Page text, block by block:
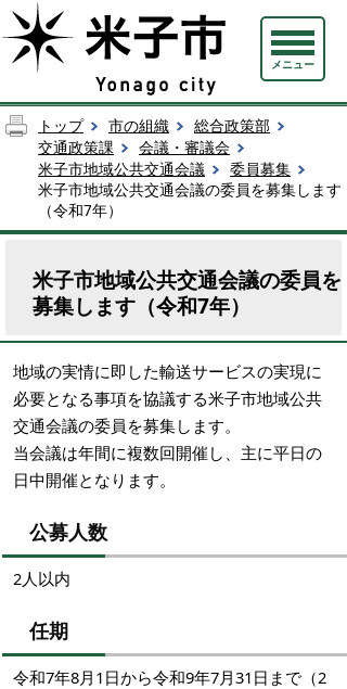
メニュー
トップ 市の組織
総合政策部
交通政策課
会議・審議会
米子市地域公共交通会議
委員募集
米子市地域公共交通会議の委員を募集します
（令和7年）
米子市地域公共交通会議の委員を
募集します（令和7年）
地域の実情に即した輸送サービスの実現に
必要となる事項を協議する米子市地域公共
交通会議の委員を募集します。
当会議は年間に複数回開催し、主に平日の
日中開催となります。
公募人数
2人以内
任期
令和7年8月1日から令和9年7月31日まで（2